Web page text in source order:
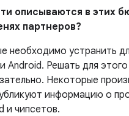
описываются в этих
партнеров?
необходимо устранить
Android. Решать для
Некоторые
информацию о
и чипсетов.